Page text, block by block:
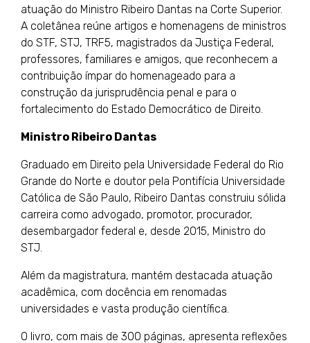
atuação do Ministro Ribeiro Dantas na Corte Superior.
A coletânea reúne artigos e homenagens de ministros
do STF, STJ, TRF5, magistrados da Justiça Federal,
professores, familiares e amigos, que reconhecem a
contribuição ímpar do homenageado para a
construção da jurisprudência penal e para o
fortalecimento do Estado Democrático de Direito.
Ministro Ribeiro Dantas
Graduado em Direito pela Universidade Federal do Rio
Grande do Norte e doutor pela Pontifícia Universidade
Católica de São Paulo, Ribeiro Dantas construiu sólida
carreira como advogado, promotor, procurador,
desembargador federal e, desde 2015, Ministro do
STJ.
Além da magistratura, mantém destacada atuação
acadêmica, com docência em renomadas
universidades e vasta produção científica.
O livro, com mais de 300 páginas, apresenta reflexões